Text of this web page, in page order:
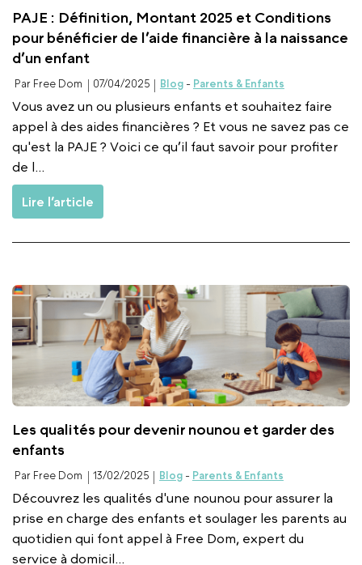
PAJE : Définition, Montant 2025 et Conditions
pour bénéficier de l’aide financière à la naissance
d’un enfant
Par Free Dom 07/04/2025 Blog- Parents & Enfants
Vous avez un ou plusieurs enfants et souhaitez faire
appel à des aides financières ? Et vous ne savez pas ce
qu'est la PAJE ? Voici ce qu’il faut savoir pour profiter
de l...
Lire l’article
Les qualités pour devenir nounou et garder des
enfants
Par Free Dom 13/02/2025 Blog- Parents & Enfants
Découvrez les qualités d'une nounou pour assurer la
prise en charge des enfants et soulager les parents au
quotidien qui font appel à Free Dom, expert du
service à domicil...